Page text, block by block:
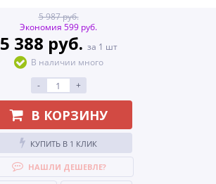
5 987 руб.
Экономия 599 руб.
5 388 руб. за 1 шт
В наличии много
-
+
В КОРЗИНУ
КУПИТЬ В 1 КЛИК
НАШЛИ ДЕШЕВЛЕ?